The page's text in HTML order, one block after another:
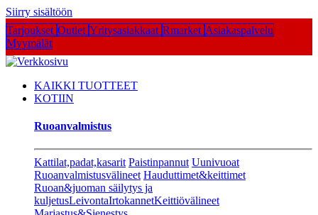
Siirry sisältöön
Tarjoukset Outlet Yritysasiakkaat Rmarket Asiakaspalvelu
Myymälät
KAIKKI TUOTTEET
KOTIIN
Ruoanvalmistus
Kattilat,padat,kasarit Paistinpannut Uunivuoat
Ruoanvalmistusvälineet Hauduttimet&keittimet
Ruoan&juoman säilytys ja
kuljetusLeivontaIrtokannetKeittiövälineet